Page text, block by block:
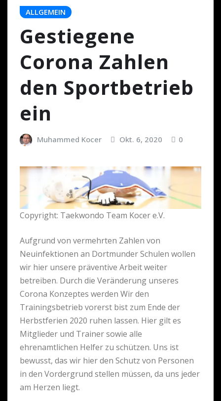
ALLGEMEIN
Gestiegene
Corona Zahlen
den Sportbetrieb
ein
Muhammed Kocer Okt. 6, 2020 0
Copyright: Taekwondo Team Kocer e.V.
Aufgrund von vermehrten Zahlen von
Neuinfektionen an Dortmunder Schulen wollen
wir hier unsere präventive Arbeit weiter
betreiben. Durch die Veränderung unseres
Corona Konzeptes werden Wir den
Trainingsbetrieb vorerst bist zum Ende der
Herbstferien 2020 ruhen lassen. Hier gilt es
Mitglieder und Trainer sowie alle
ehrenamtlichen Helfer zu schützen. Uns ist
bewusst, das wir hier den Schutz von Personen
in den Vordergrund stellen müssen, da uns jeder
am Herzen liegt.